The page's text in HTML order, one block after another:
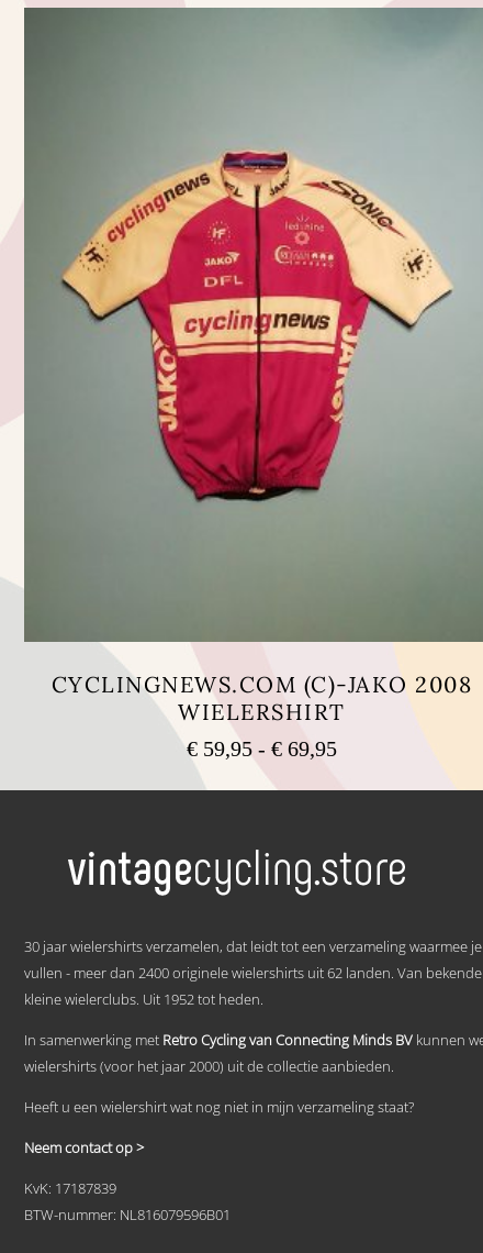
CYCLINGNEWS.COM (C)-JAKO 2008
WIELERSHIRT
€ 59,95 - € 69,95Prijsklasse:
tot
Dit
variaties.
Deze
gekozen
op
de
30 jaar wielershirts verzamelen, dat leidt tot een verzameling waarmee
vullen - meer dan 2400 originele wielershirts uit 62 landen. Van
kleine wielerclubs. Uit 1952 tot heden.
In samenwerking met Retro Cycling van Connecting Minds BV kunnen
wielershirts (voor het jaar 2000) uit de collectie aanbieden.
Heeft u een wielershirt wat nog niet in mijn verzameling staat?
Neem contact op >
KvK: 17187839
BTW-nummer: NL816079596B01